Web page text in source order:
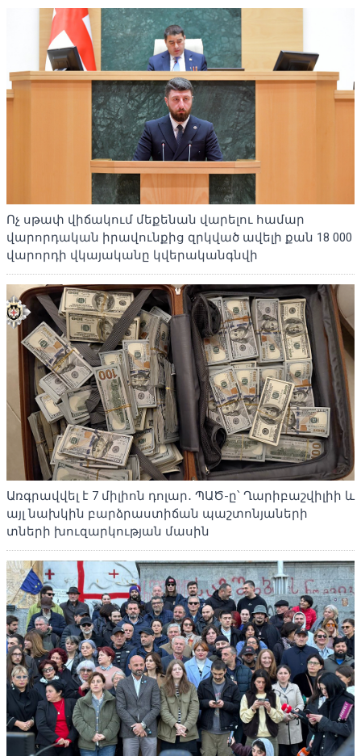
Ոչ սթափ վիճակում մեքենան վարելու համար
վարորդական իրավունքից զրկված ավելի քան 18 000
վարորդի վկայականը կվերականգնվի
Առգրավվել է 7 միլիոն դոլար․ ՊԱԾ-ը՝ Ղարիբաշվիլիի և
այլ նախկին բարձրաստիճան պաշտոնյաների
տների խուզարկության մասին